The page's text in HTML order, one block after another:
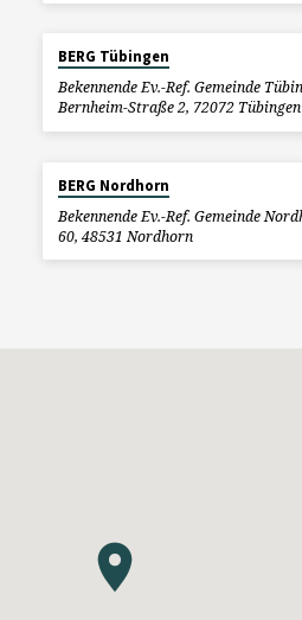
BERG Tübingen
Bekennende Ev.-Ref. Gemeinde
Bernheim-Straße 2, 72072 Tübingen
BERG Nordhorn
Bekennende Ev.-Ref. Gemeinde
60, 48531 Nordhorn